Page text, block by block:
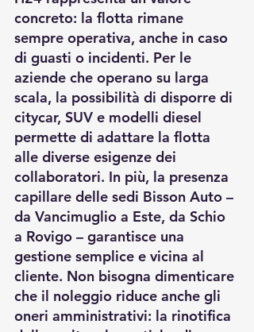
concreto: la flotta rimane
sempre operativa, anche in caso
di guasti o incidenti. Per le
aziende che operano su larga
scala, la possibilità di disporre di
citycar, SUV e modelli diesel
permette di adattare la flotta
alle diverse esigenze dei
collaboratori. In più, la presenza
capillare delle sedi Bisson Auto –
da Vancimuglio a Este, da Schio
a Rovigo – garantisce una
gestione semplice e vicina al
cliente. Non bisogna dimenticare
che il noleggio riduce anche gli
oneri amministrativi: la rinotifica